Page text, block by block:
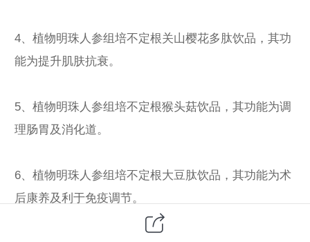
4、植物明珠人参组培不定根关山樱花多肽饮品，其功
能为提升肌肤抗衰。
5、植物明珠人参组培不定根猴头菇饮品，其功能为调
理肠胃及消化道。
6、植物明珠人参组培不定根大豆肽饮品，其功能为术
后康养及利于免疫调节。